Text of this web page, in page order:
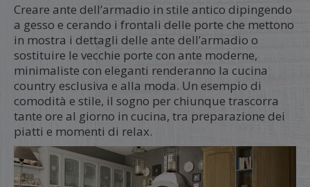
Creare ante dell’armadio in stile antico dipingendo
a gesso e cerando i frontali delle porte che mettono
in mostra i dettagli delle ante dell’armadio o
sostituire le vecchie porte con ante moderne,
minimaliste con eleganti renderanno la cucina
country esclusiva e alla moda. Un esempio di
comodità e stile, il sogno per chiunque trascorra
tante ore al giorno in cucina, tra preparazione dei
piatti e momenti di relax.